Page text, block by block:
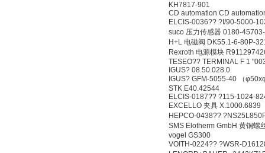
KH7817-901
CD automation CD
ELCIS-0036?? ?I/90-5000-
suco 压力传感器 0180-
H+L 电磁阀 DK55.1-6-80P-
Rexroth 电源模块
TESEO?? TERMINAL F 1
IGUS? 08.50.028.0
IGUS? GFM-5055-40 （
STK E40.42544
ELCIS-0187?? ?115-1024-
EXCELLO 夹具 X.1000.6839
HEPCO-0438??
SMS Elotherm GmbH 黄铜螺
vogel GS300
VOITH-0224?? ?WSR-